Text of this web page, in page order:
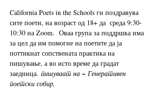
California Poets in the Schools ги поздравува
сите поети, на возраст од 18+ да среда 9:30-
10:30 на Zoom.  Оваа група за поддршка има
за цел да им помогне на поетите да ја
поттикнат сопствената практика на
пишување, а во исто време да градат
заедница. пишуваат на ~ Генеративен
поетски собир,